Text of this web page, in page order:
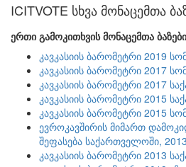
ICITVOTE სხვა მონაცემთა
ერთი გამოკითხვის მონაცემთა ბაზები
კავკასიის ბარომეტრი 2019
კავკასიის ბარომეტრი 2017
კავკასიის ბარომეტრი 2017
კავკასიის ბარომეტრი 2015
კავკასიის ბარომეტრი 2015
ევროკავშირის მიმართ
შეფასება საქართველოში, 2013
კავკასიის ბარომეტრი 2013